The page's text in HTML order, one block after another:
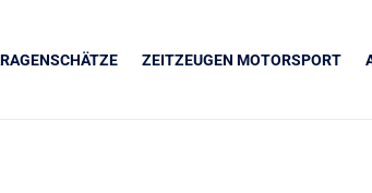
ZEITZEUGEN MOTORSPORT